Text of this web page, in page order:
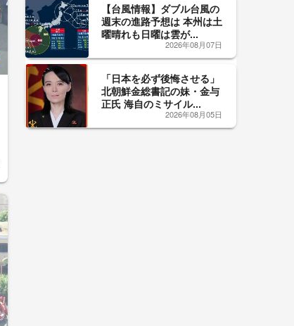
【台風情報】ダブル台風の
週末の進路予想は 本州は土
曜晴れも日曜は雲が...
2026年08月07日
「日本を必ず後悔させる」
北朝鮮金総書記の妹・金与
正氏 海自のミサイル...
2026年08月05日